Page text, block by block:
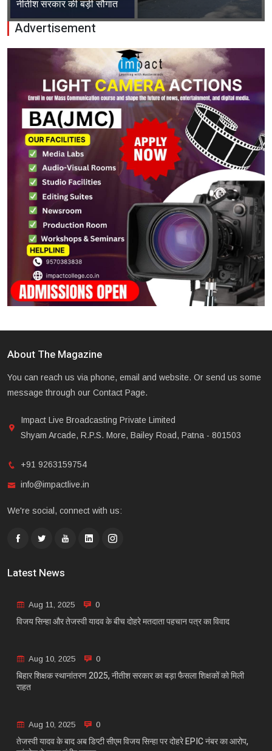
नीतीश सरकार की बड़ी सौगात
Advertisement
About The Magazine
You can reach us via phone, email and website. Or send us some
message through our Contact Page.
Impact Live Broadcasting Private Limited
Shyam Arcade, R.P.S. More, Bailey Road, Patna - 801503
+91 9263159754
info@impactlive.in
We're social, connect with us:
Latest News
Aug 11, 2025 0
विजय सिन्हा और तेजस्वी यादव के बीच दोहरे मतदाता पहचान पत्र का विवाद
Aug 10, 2025 0
बिहार शिक्षक स्थानांतरण 2025, नीतीश सरकार का बड़ा फैसला शिक्षकों को मिली
राहत
Aug 10, 2025 0
तेजस्वी यादव के बाद अब डिप्टी सीएम विजय सिन्हा पर दोहरे EPIC नंबर का आरोप,